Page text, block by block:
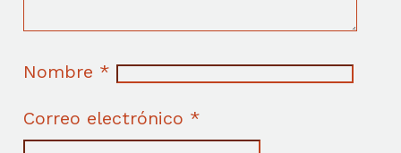
Nombre *
Correo electrónico *